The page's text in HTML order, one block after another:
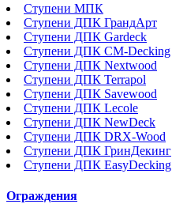
Ступени МПК
Ступени ДПК ГрандАрт
Ступени ДПК Gardeck
Ступени ДПК CM-Decking
Ступени ДПК Nextwood
Ступени ДПК Terrapol
Ступени ДПК Savewood
Ступени ДПК Lecole
Ступени ДПК NewDeck
Ступени ДПК DRX-Wood
Ступени ДПК ГринДекинг
Ступени ДПК EasyDecking
Ограждения